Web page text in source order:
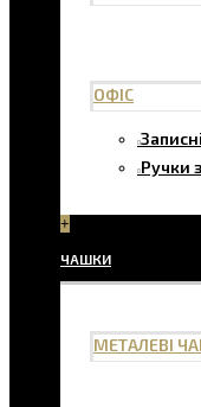
ОФІС
Ручки
+
ЧАШКИ
МЕТАЛЕВІ